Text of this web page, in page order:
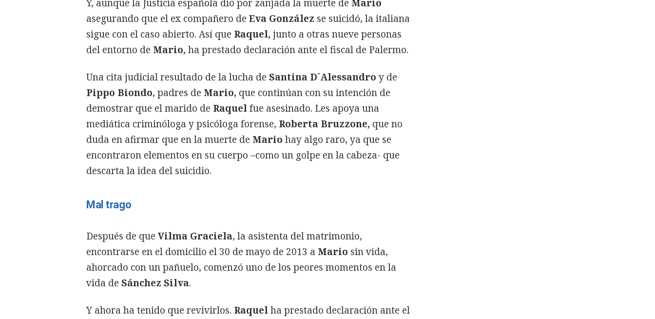
Y, aunque la Justicia española dio por zanjada la muerte de Mario
asegurando que el ex compañero de Eva González se suicidó, la italiana
sigue con el caso abierto. Así que Raquel, junto a otras nueve personas
del entorno de Mario, ha prestado declaración ante el fiscal de Palermo.
Una cita judicial resultado de la lucha de Santina D´Alessandro y de
Pippo Biondo, padres de Mario, que continúan con su intención de
demostrar que el marido de Raquel fue asesinado. Les apoya una
mediática criminóloga y psicóloga forense, Roberta Bruzzone, que no
duda en afirmar que en la muerte de Mario hay algo raro, ya que se
encontraron elementos en su cuerpo –como un golpe en la cabeza- que
descarta la idea del suicidio.
Mal trago
Después de que Vilma Graciela, la asistenta del matrimonio,
encontrarse en el domicilio el 30 de mayo de 2013 a Mario sin vida,
ahorcado con un pañuelo, comenzó uno de los peores momentos en la
vida de Sánchez Silva.
Y ahora ha tenido que revivirlos. Raquel ha prestado declaración ante el